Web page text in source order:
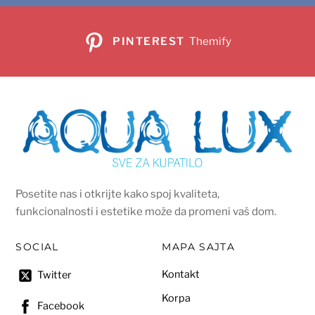
PINTEREST Themify
Posetite nas i otkrijte kako spoj kvaliteta,
funkcionalnosti i estetike može da promeni vaš dom.
SOCIAL
Twitter
Facebook
MAPA SAJTA
Kontakt
Korpa